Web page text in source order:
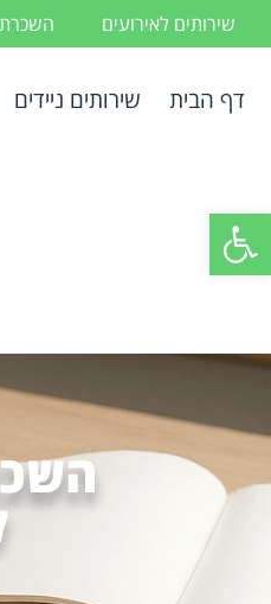
פתח סרגל נגישות
שירותים לאירועים השכרת
דף הבית שירותים ניידים